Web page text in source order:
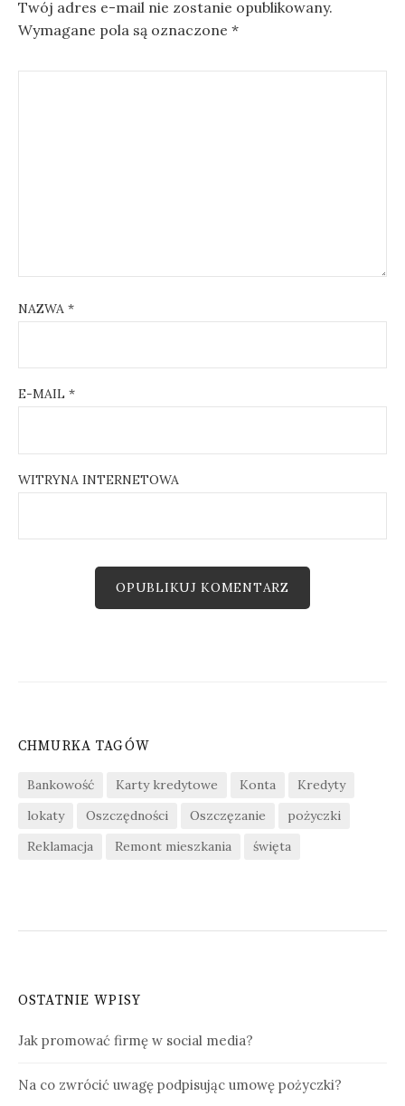
v
i
Twój adres e-mail nie zostanie opublikowany.
Wymagane pola są oznaczone *
NAZWA *
E-MAIL *
WITRYNA INTERNETOWA
CHMURKA TAGÓW
Bankowość Karty kredytowe Konta
Kredyty
lokaty
Oszczędności Oszczęzanie
pożyczki
Reklamacja
Remont mieszkania święta
OSTATNIE WPISY
Jak promować firmę w social media?
Na co zwrócić uwagę podpisując umowę pożyczki?